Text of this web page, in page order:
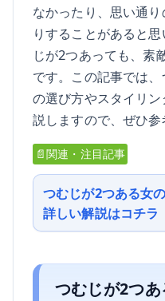
なかったり、思い通
りすることがあると
じが2つあっても、素
です。この記事では
の選び方やスタイリ
説しますので、ぜひ参
📄関連・注目記事
つむじが2つある女
詳しい解説はコチラ
つむじが2つ